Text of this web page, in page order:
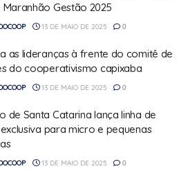
Gestão 2025
13 DE MAIO DE 2025 0
as lideranças à frente do comitê de
do cooperativismo capixaba
13 DE MAIO DE 2025 0
de Santa Catarina lança linha de
para micro e pequenas
13 DE MAIO DE 2025 0